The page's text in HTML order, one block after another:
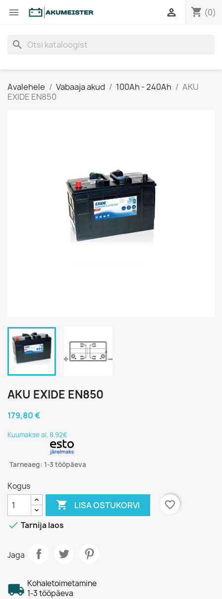
 shopping_cart (0)

search
Avalehele Vabaaja akud 100Ah - 240Ah
AKU
EXIDE EN850
AKU EXIDE EN850
179,80 €
Kuumakse al. 8.92€
Tarneaeg: 1-3 tööpäeva
Kogus
 LISA OSTUKORVI
favorite_border
 Tarnija laos
Jaga
Kohaletoimetamine
1-3 tööpäeva